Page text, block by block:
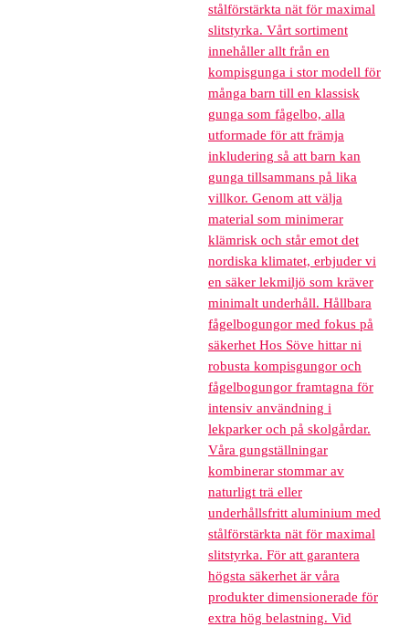
stålförstärkta nät för maximal
slitstyrka. Vårt sortiment
innehåller allt från en
kompisgunga i stor modell för
många barn till en klassisk
gunga som fågelbo, alla
utformade för att främja
inkludering så att barn kan
gunga tillsammans på lika
villkor. Genom att välja
material som minimerar
klämrisk och står emot det
nordiska klimatet, erbjuder vi
en säker lekmiljö som kräver
minimalt underhåll. Hållbara
fågelbogungor med fokus på
säkerhet Hos Söve hittar ni
robusta kompisgungor och
fågelbogungor framtagna för
intensiv användning i
lekparker och på skolgårdar.
Våra gungställningar
kombinerar stommar av
naturligt trä eller
underhållsfritt aluminium med
stålförstärkta nät för maximal
slitstyrka. För att garantera
högsta säkerhet är våra
produkter dimensionerade för
extra hög belastning. Vid